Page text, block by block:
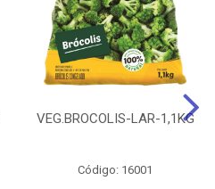
VEG.BROCOLIS-LAR-1,1KG
Código: 16001